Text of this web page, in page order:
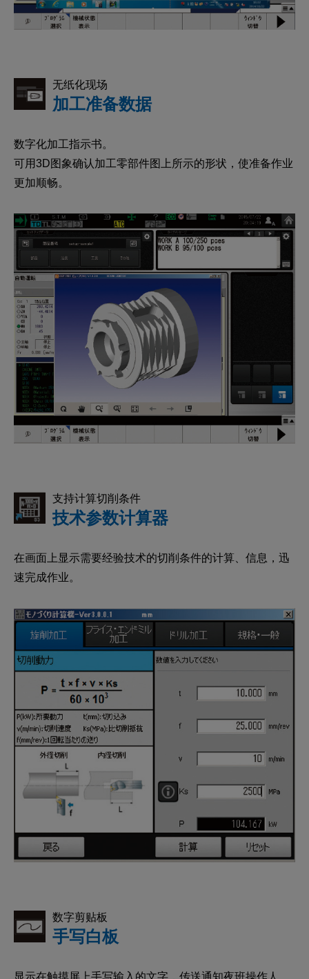
无纸化现场
加工准备数据
数字化加工指示书。
可用3D图象确认加工零部件图上所示的形状，使准备作业
更加顺畅。
支持计算切削条件
技术参数计算器
在画面上显示需要经验技术的切削条件的计算、信息，迅
速完成作业。
数字剪贴板
手写白板
显示在触摸屏上手写输入的文字，传送通知夜班操作人